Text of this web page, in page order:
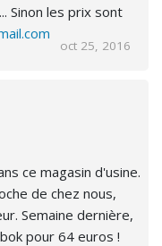
Sinon les prix sont
oct 25, 2016
ce magasin d'usine.
de chez nous,
Semaine dernière,
pour 64 euros !